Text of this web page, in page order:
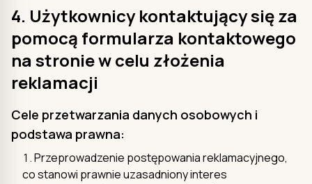
4. Użytkownicy kontaktujący się za
pomocą formularza kontaktowego
na stronie w celu złożenia
reklamacji
Cele przetwarzania danych osobowych i
podstawa prawna:
Przeprowadzenie postępowania reklamacyjnego,
co stanowi prawnie uzasadniony interes